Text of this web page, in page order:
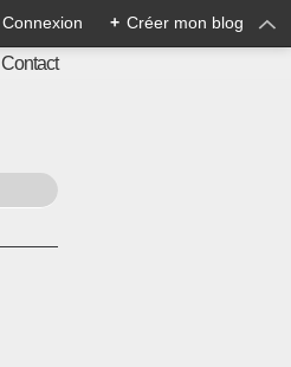
Connexion + Créer mon blog
Contact